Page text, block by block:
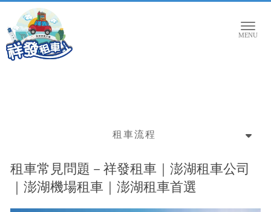
租車流程
租車常見問題－祥發租車｜澎湖租車公司
｜澎湖機場租車｜澎湖租車首選